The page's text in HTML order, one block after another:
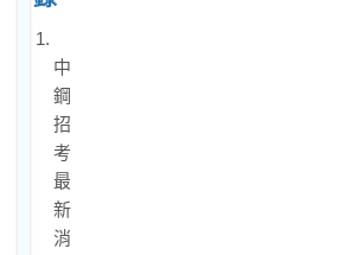
1.
中
鋼
招
考
最
新
消